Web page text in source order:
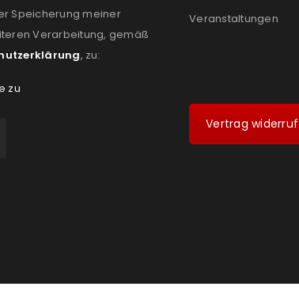
Speicherung meiner
Verarbeitung, gemäß
, zu:
zu
Veranstaltungen
Vertrag